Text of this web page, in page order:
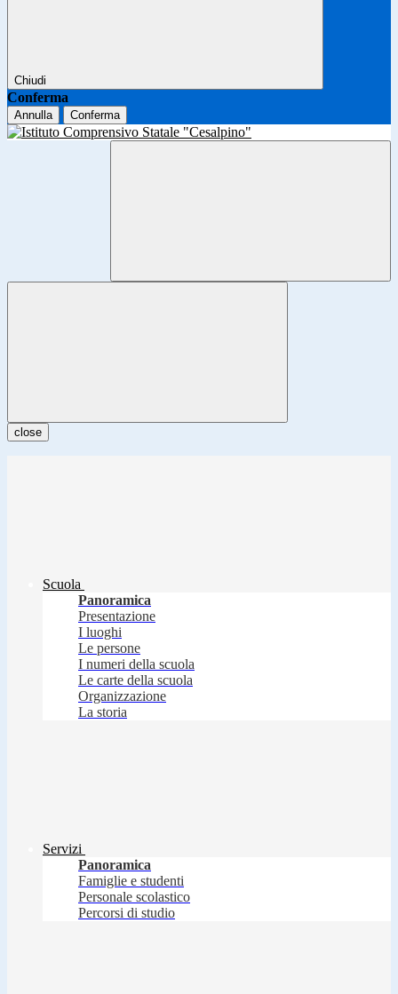
Chiudi
Conferma
Annulla Conferma
close
Scuola
Panoramica
Presentazione
I luoghi
Le persone
I numeri della scuola
Le carte della scuola
Organizzazione
La storia
Servizi
Panoramica
Famiglie e studenti
Personale scolastico
Percorsi di studio